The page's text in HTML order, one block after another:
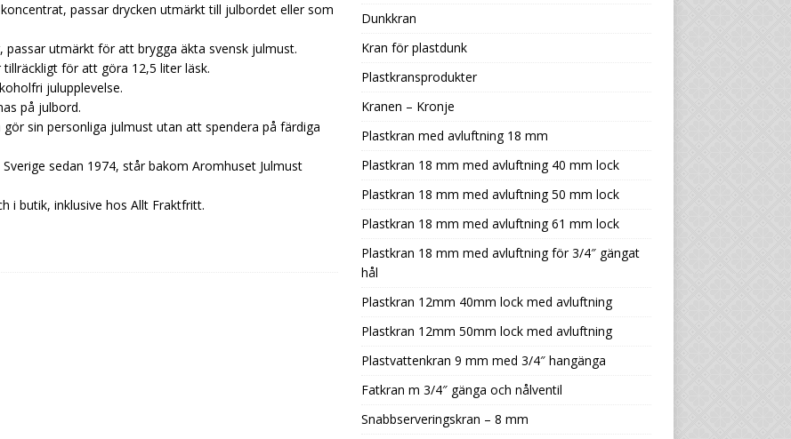
passar drycken utmärkt till julbordet eller som
utmärkt för att brygga äkta svensk julmust.
för att göra 12,5 liter läsk.
julupplevelse.
på julbord.
sin personliga julmust utan att spendera på färdiga
sedan 1974, står bakom Aromhuset Julmust
i butik, inklusive hos Allt Fraktfritt.
Dunkkran
Kran för plastdunk
Plastkransprodukter
Kranen – Kronje
Plastkran med avluftning 18 mm
Plastkran 18 mm med avluftning 40 mm lock
Plastkran 18 mm med avluftning 50 mm lock
Plastkran 18 mm med avluftning 61 mm lock
Plastkran 18 mm med avluftning för 3/4″ gängat
hål
Plastkran 12mm 40mm lock med avluftning
Plastkran 12mm 50mm lock med avluftning
Plastvattenkran 9 mm med 3/4″ hangänga
Fatkran m 3/4″ gänga och nålventil
Snabbserveringskran – 8 mm